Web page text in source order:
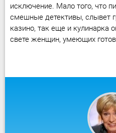
исключение. Мало того, что
смешные детективы, слывет
казино, так еще и кулинарка
свете женщин, умеющих